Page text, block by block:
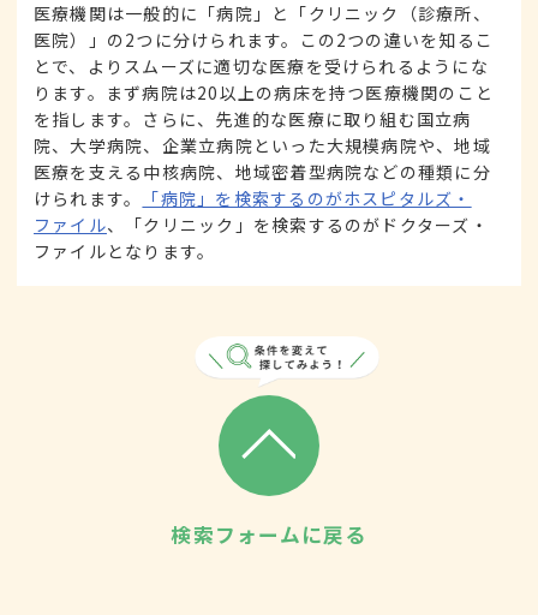
医療機関は一般的に「病院」と「クリニック（診療所、
医院）」の2つに分けられます。この2つの違いを知るこ
とで、よりスムーズに適切な医療を受けられるようにな
ります。まず病院は20以上の病床を持つ医療機関のこと
を指します。さらに、先進的な医療に取り組む国立病
院、大学病院、企業立病院といった大規模病院や、地域
医療を支える中核病院、地域密着型病院などの種類に分
けられます。
「病院」を検索するのがホスピタルズ・
ファイル、「クリニック」を検索するのがドクターズ・
ファイルとなります。
検索フォームに戻る